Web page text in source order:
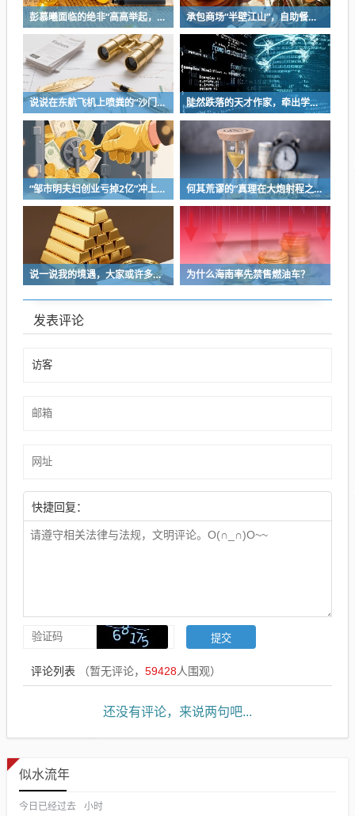
彭慕曦面临的绝非“高高举起，轻轻放下” 承包商场“半壁江山”，自助餐为什么越开越多？
说说在东航飞机上喷粪的“沙门世家” 陡然跌落的天才作家，牵出学界一个惊人的造假联盟
“邹市明夫妇创业亏掉2亿”冲上热搜！妻子冉莹颖自曝多个项目关停，不得不卖房偿债！ 何其荒谬的“真理在大炮射程之内”
说一说我的境遇，大家或许多少能对于长沙这座城的人事物有些体会 为什么海南率先禁售燃油车？
发表评论
快捷回复：
评论列表 （暂无评论， 59428人围观）
还没有评论，来说两句吧...
似水流年
今日已经过去 小时